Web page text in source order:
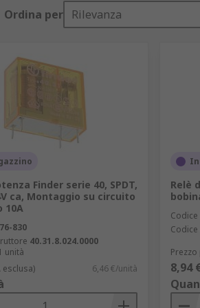
nell'industria delle
controllare il movimento in
di circuiti elettrici. Si usano in
l'attivazione o
dove è necessario
impulsi elettrici invece di una
di 12V. Usati in applicazioni
di 24V. Impiegati in
di 220 volt. Sono impiegati in
Ordina per Rilevanza
Finder serie 40, SPDT,
ca, Montaggio su circuito
10A
830
40.31.8.024.0000
unità
esclusa) 6,46 €/unità
Relè
Codice
8,94